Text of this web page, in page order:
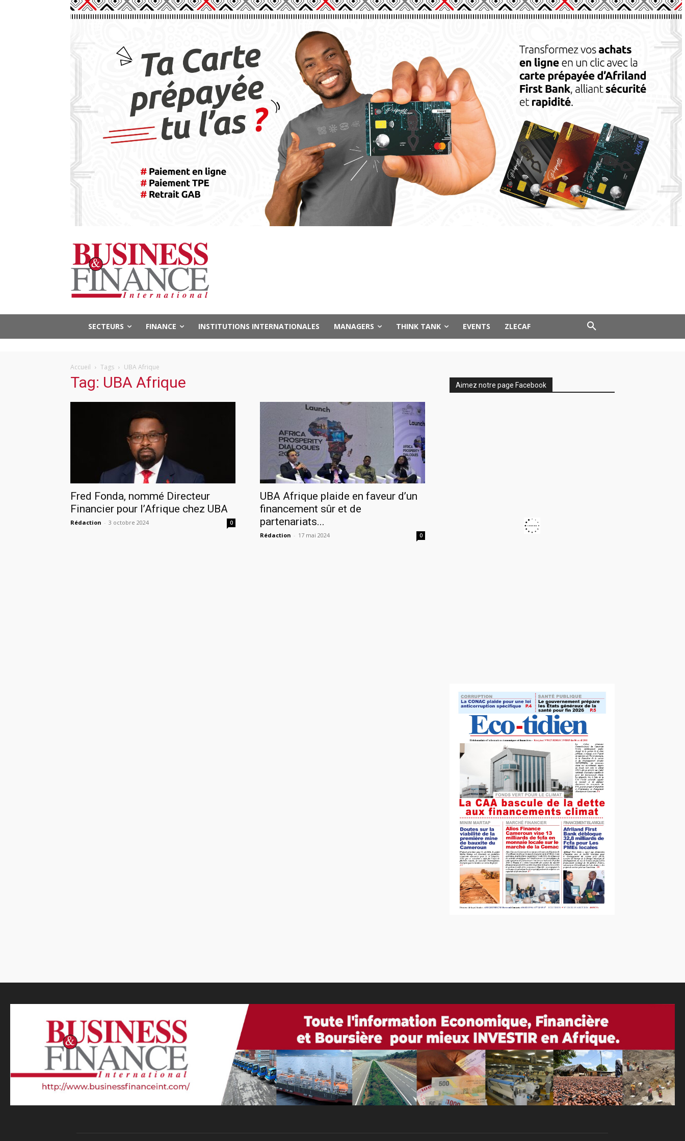
SECTEURS FINANCE INSTITUTIONS INTERNATIONALES MANAGERS THINK TANK EVENTS ZLECAF
Accueil Tags UBA Afrique
Tag: UBA Afrique
Fred Fonda, nommé Directeur
Financier pour l’Afrique chez UBA
Rédaction - 3 octobre 2024 0
UBA Afrique plaide en faveur d’un
financement sûr et de
partenariats...
Rédaction - 17 mai 2024 0
Aimez notre page Facebook